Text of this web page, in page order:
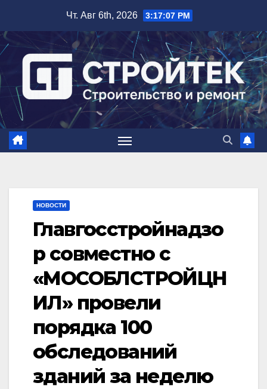
содержимому
Чт. Авг 6th, 2026 3:17:08 PM
НОВОСТИ
Главгосстройнадзо
р совместно с
«МОСОБЛСТРОЙЦН
ИЛ» провели
порядка 100
обследований
зданий за неделю